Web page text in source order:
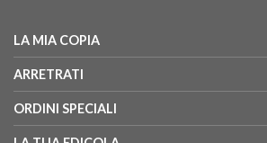
LA MIA COPIA
ARRETRATI
ORDINI SPECIALI